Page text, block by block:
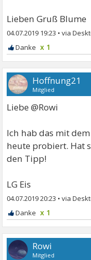
Lieben Gruß Blume
04.07.2019 19:23 •
x 1
Hoffnung21
Mitglied
Liebe @Rowi
Ich hab das mit
heute probiert. Hat
den Tipp!
LG Eis
04.07.2019 20:23 •
x 1
Rowi
Mitglied